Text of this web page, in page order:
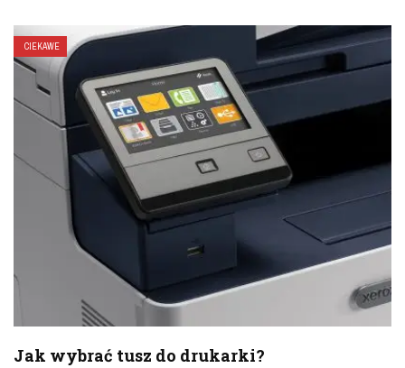
CIEKAWE
Jak wybrać tusz do drukarki?